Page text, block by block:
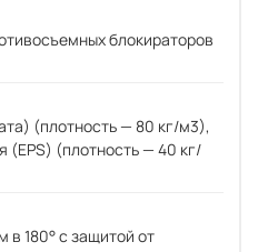
блокираторов
(плотность — 80 кг/м3),
(EPS) (плотность — 40 кг/
в 180° с защитой от